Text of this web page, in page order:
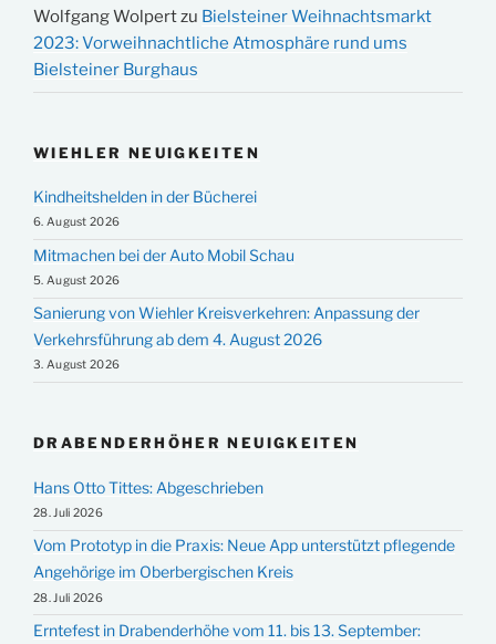
Wolfgang Wolpertzu Bielsteiner Weihnachtsmarkt
2023: Vorweihnachtliche Atmosphäre rund ums
Bielsteiner Burghaus
WIEHLER NEUIGKEITEN
Kindheitshelden in der Bücherei
6. August 2026
Mitmachen bei der Auto Mobil Schau
5. August 2026
Sanierung von Wiehler Kreisverkehren: Anpassung der
Verkehrsführung ab dem 4. August 2026
3. August 2026
DRABENDERHÖHER NEUIGKEITEN
Hans Otto Tittes: Abgeschrieben
28. Juli 2026
Vom Prototyp in die Praxis: Neue App unterstützt pflegende
Angehörige im Oberbergischen Kreis
28. Juli 2026
Erntefest in Drabenderhöhe vom 11. bis 13. September: